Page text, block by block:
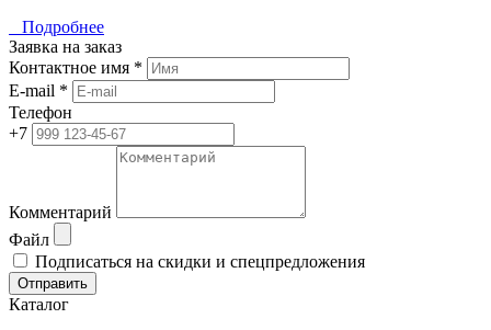
Подробнее
Заявка на заказ
Контактное имя *
E-mail *
Телефон
+7
Комментарий
Файл
Подписаться на скидки и спецпредложения
Отправить
Каталог